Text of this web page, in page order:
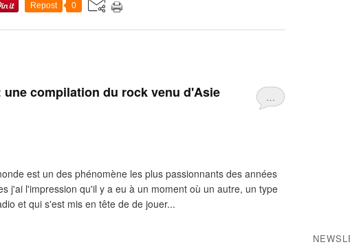
Repost 0
…
compilation du rock venu d'Asie
est un des phénomène les plus passionnants des années
j'ai l'impression qu'il y a eu à un moment où un autre, un type
et qui s'est mis en tête de de jouer...